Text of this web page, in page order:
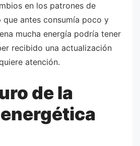
en los patrones de
que antes consumía poco y
mucha energía podría tener
recibido una actualización
atención.
de la